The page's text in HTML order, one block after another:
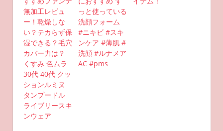
無加工レビュ
ー！乾燥しな
い？テカらず保
湿できる？毛穴
カバー力は？
くすみ 色ムラ
30代 40代 クッ
ションルミヌ
タンプードル
ライブリースキ
ンウェア
っと使っている
洗顔フォーム
#ニキビ #スキ
ンケア #薄肌 #
洗顔 #ルナメア
AC #pms